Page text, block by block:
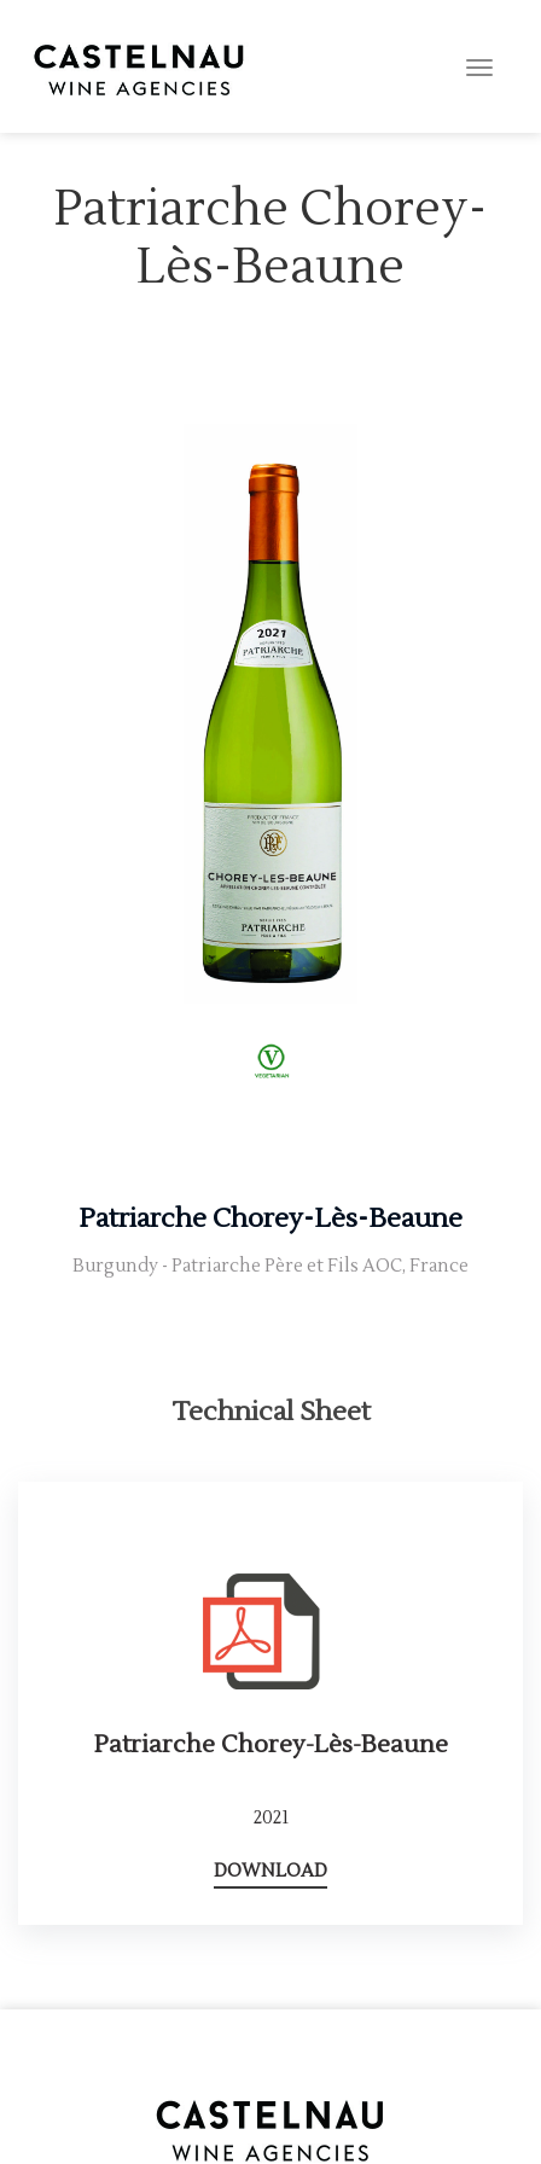
Toggle
Patriarche Chorey-
Lès-Beaune
Patriarche Chorey-Lès-Beaune
Burgundy - Patriarche Père et Fils AOC, France
Technical Sheet
Patriarche Chorey-Lès-Beaune
2021
DOWNLOAD